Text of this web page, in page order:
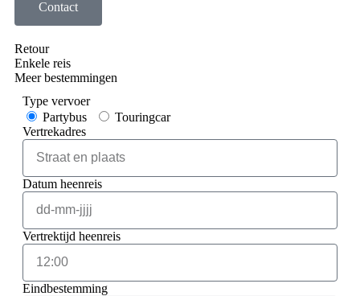
Contact
Retour
Enkele reis
Meer bestemmingen
Type vervoer
Partybus
Touringcar
Vertrekadres
Datum heenreis
Vertrektijd heenreis
Eindbestemming